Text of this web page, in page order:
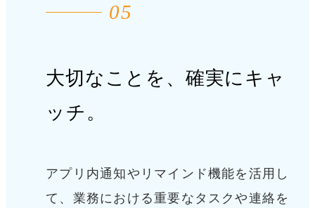
05
大切なことを、確実にキャ
ッチ。
アプリ内通知やリマインド機能を活用し
て、業務における重要なタスクや連絡を